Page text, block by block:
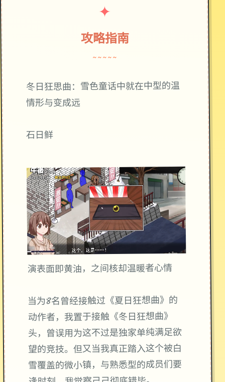
✦
攻略指南
~~~~~
冬日狂思曲：雪色童话中就在中型的温
情形与变成远
石日鲜
演表面即黄油，之间核却温暖者心情
当为8名曾经接触过《夏日狂想曲》的
动作者，我置于接触《冬日狂想曲》
头，曾误用为这不过是独家​​单纯满足欲
望的竞技​​。但又当我真正踏入这个被白
雪覆盖的微小镇，与熟悉型的成员们要